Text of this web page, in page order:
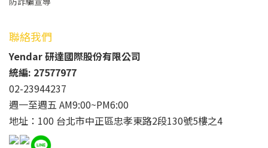
聯絡我們
Yendar 研達國際股份有限公司
統編: 27577977
02-23944237
週一至週五 AM9:00~PM6:00
地址：100 台北市中正區忠孝東路2段130號5樓之4